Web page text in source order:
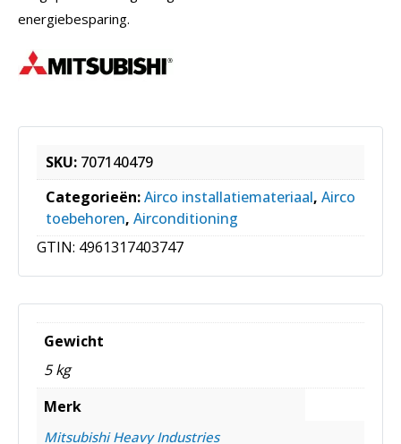
energiebesparing.
SKU: 707140479
Categorieën:Airco installatiemateriaal, Airco
toebehoren, Airconditioning
GTIN: 4961317403747
Gewicht
5 kg
Merk
Mitsubishi Heavy Industries